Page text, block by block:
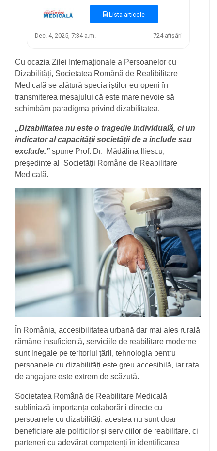
Lista articole
Dec. 4, 2025, 7:34 a.m. 724 afișări
Cu ocazia Zilei Internaționale a Persoanelor cu
Dizabilități, Societatea Română de Realibilitare
Medicală se alătură specialiștilor europeni în
transmiterea mesajului că este mare nevoie să
schimbăm paradigma privind dizabilitatea.
„Dizabilitatea nu este o tragedie individuală, ci un
indicator al capacității societății de a include sau
exclude.” spune Prof. Dr.
Mădălina Iliescu,
președinte al
Societății Române de Reabilitare
Medicală.
În România, accesibilitatea urbană dar mai ales rurală
rămâne insuficientă, serviciile de reabilitare moderne
sunt inegale pe teritoriul țării, tehnologia pentru
persoanele cu dizabilități este greu accesibilă, iar rata
de angajare este extrem de scăzută.
Societatea Română de Reabilitare Medicală
subliniază importanța colaborării directe cu
persoanele cu dizabilități: acestea nu sunt doar
beneficiare ale politicilor și serviciilor de reabilitare, ci
parteneri cu adevărat competenți în identificarea